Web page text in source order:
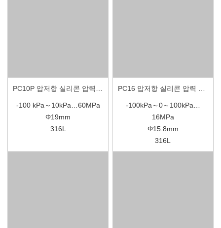
-100 kPa～10kPa…60MPa
Φ19mm
316L
-100kPa～0～100kPa…
16MPa
Φ15.8mm
316L